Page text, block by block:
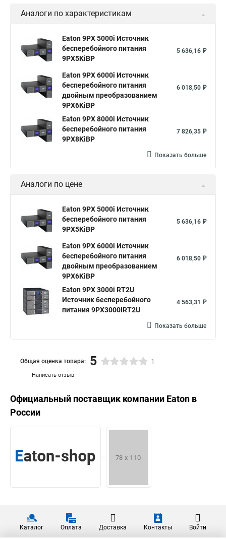
Аналоги по характеристикам
Eaton 9PX 5000i Источник
бесперебойного питания
9PX5KiBP
5 636,16 ₽
Eaton 9PX 6000i Источник
бесперебойного питания
двойным преобразованием
9PX6KiBP
6 018,50 ₽
Eaton 9PX 8000i Источник
бесперебойного питания
9PX8KiBP
7 826,35 ₽
Показать больше
Аналоги по цене
Eaton 9PX 5000i Источник
бесперебойного питания
9PX5KiBP
5 636,16 ₽
Eaton 9PX 6000i Источник
бесперебойного питания
двойным преобразованием
9PX6KiBP
6 018,50 ₽
Eaton 9PX 3000i RT2U
Источник бесперебойного
питания 9PX3000IRT2U
4 563,31 ₽
Показать больше
Написать отзыв
Общая оценка товара: 5 1
Официальный поставщик компании Eaton в
России
Каталог Оплата Доставка Контакты Войти